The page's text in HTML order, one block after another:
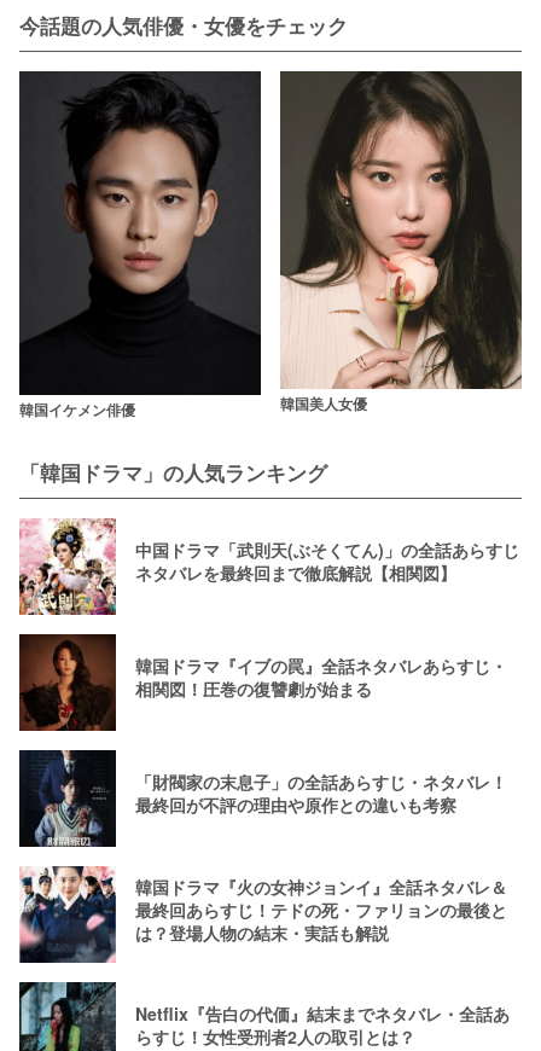
今話題の人気俳優・女優をチェック
韓国イケメン俳優 韓国美人女優
「韓国ドラマ」の人気ランキング
中国ドラマ「武則天(ぶそくてん)」の全話あらすじ
ネタバレを最終回まで徹底解説【相関図】
韓国ドラマ『イブの罠』全話ネタバレあらすじ・
相関図！圧巻の復讐劇が始まる
「財閥家の末息子」の全話あらすじ・ネタバレ！
最終回が不評の理由や原作との違いも考察
韓国ドラマ『火の女神ジョンイ』全話ネタバレ＆
最終回あらすじ！テドの死・ファリョンの最後と
は？登場人物の結末・実話も解説
Netflix『告白の代価』結末までネタバレ・全話あ
らすじ！女性受刑者2人の取引とは？